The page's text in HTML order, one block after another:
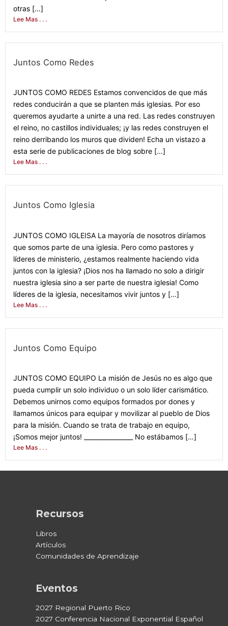
otras […]
Lee Mas . . .
Juntos Como Redes
JUNTOS COMO REDES Estamos convencidos de que más
redes conducirán a que se planten más iglesias. Por eso
queremos ayudarte a unirte a una red. Las redes construyen
el reino, no castillos individuales; ¡y las redes construyen el
reino derribando los muros que dividen! Echa un vistazo a
esta serie de publicaciones de blog sobre […]
Lee Mas . . .
Juntos Como Iglesia
JUNTOS COMO IGLEISA La mayoría de nosotros diríamos
que somos parte de una iglesia. Pero como pastores y
líderes de ministerio, ¿estamos realmente haciendo vida
juntos con la iglesia? ¡Dios nos ha llamado no solo a dirigir
nuestra iglesia sino a ser parte de nuestra iglesia! Como
líderes de la iglesia, necesitamos vivir juntos y […]
Lee Mas . . .
Juntos Como Equipo
JUNTOS COMO EQUIPO La misión de Jesús no es algo que
pueda cumplir un solo individuo o un solo líder carismático.
Debemos unirnos como equipos formados por dones y
llamamos únicos para equipar y movilizar al pueblo de Dios
para la misión. Cuando se trata de trabajo en equipo,
¡Somos mejor juntos! ________________ No estábamos […]
Lee Mas . . .
Recursos
Libros
Artículos
Comunidades de Aprendizaje
Eventos
2027 Regional Puerto Rico
2027 Conferencia Nacional Exponential Español